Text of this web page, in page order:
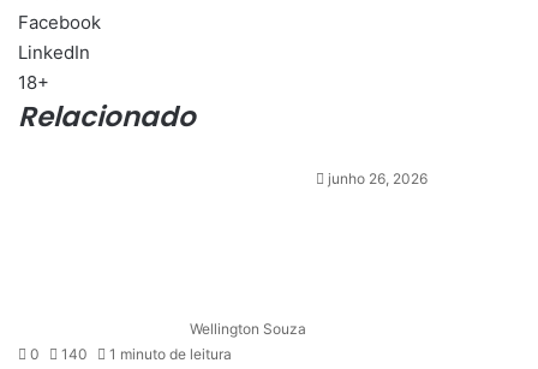
Facebook
LinkedIn
18+
Relacionado
Wellington Souza
junho 26, 2026
0 140 1 minuto de leitura